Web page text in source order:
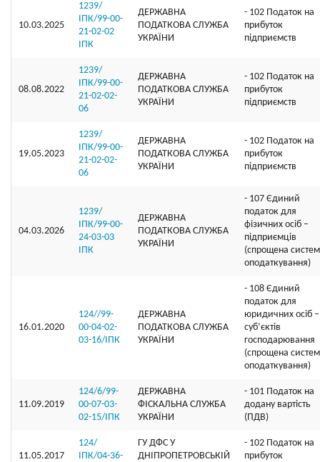
10.03.2025
1239/
ІПК/99-00-
21-02-02
ІПК
ДЕРЖАВНА
ПОДАТКОВА СЛУЖБА
УКРАЇНИ
- 102 Податок на
прибуток
підприємств
08.08.2022
1239/
ІПК/99-00-
21-02-02-
06
ДЕРЖАВНА
ПОДАТКОВА СЛУЖБА
УКРАЇНИ
- 102 Податок на
прибуток
підприємств
19.05.2023
1239/
ІПК/99-00-
21-02-02-
06
ДЕРЖАВНА
ПОДАТКОВА СЛУЖБА
УКРАЇНИ
- 102 Податок на
прибуток
підприємств
04.03.2026
1239/
ІПК/99-00-
24-03-03
ІПК
ДЕРЖАВНА
ПОДАТКОВА СЛУЖБА
УКРАЇНИ
- 107 Єдиний
податок для
фізичних осіб –
підприємців
(спрощена
оподаткування)
16.01.2020
124//99-
00-04-02-
03-16/ІПК
ДЕРЖАВНА
ПОДАТКОВА СЛУЖБА
УКРАЇНИ
- 108 Єдиний
податок для
юридичних осіб –
суб’єктів
господарювання
(спрощена
оподаткування)
11.09.2019
124/6/99-
00-07-03-
02-15/ІПК
ДЕРЖАВНА
ФІСКАЛЬНА СЛУЖБА
УКРАЇНИ
- 101 Податок на
додану вартість
(ПДВ)
11.05.2017
124/
ІПК/04-36-
ГУ ДФС У
ДНIПРОПЕТРОВСЬКIЙ
- 102 Податок на
прибуток